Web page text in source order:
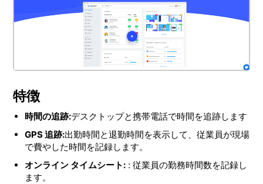
特徴
時間の追跡:デスクトップと携帯電話で時間を追跡します
GPS 追跡:出勤時間と退勤時間を表示して、従業員が現場
で費やした時間を記録します。
オンライン タイムシート: : 従業員の勤務時間数を記録し
ます。